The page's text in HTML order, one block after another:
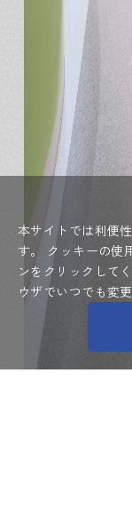
本サイトでは利便
す。 クッキーの使
ンをクリックしてく
ウザでいつでも変